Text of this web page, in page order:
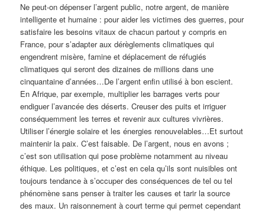
Ne peut-on dépenser l’argent public, notre argent, de manière
intelligente et humaine : pour aider les victimes des guerres, pour
satisfaire les besoins vitaux de chacun partout y compris en
France, pour s’adapter aux dérèglements climatiques qui
engendrent misère, famine et déplacement de réfugiés
climatiques qui seront des dizaines de millions dans une
cinquantaine d’années…De l’argent enfin utilisé à bon escient.
En Afrique, par exemple, multiplier les barrages verts pour
endiguer l’avancée des déserts. Creuser des puits et irriguer
conséquemment les terres et revenir aux cultures vivrières.
Utiliser l’énergie solaire et les énergies renouvelables…Et surtout
maintenir la paix. C’est faisable. De l’argent, nous en avons ;
c’est son utilisation qui pose problème notamment au niveau
éthique. Les politiques, et c’est en cela qu’ils sont nuisibles ont
toujours tendance à s’occuper des conséquences de tel ou tel
phénomène sans penser à traiter les causes et tarir la source
des maux. Un raisonnement à court terme qui permet cependant